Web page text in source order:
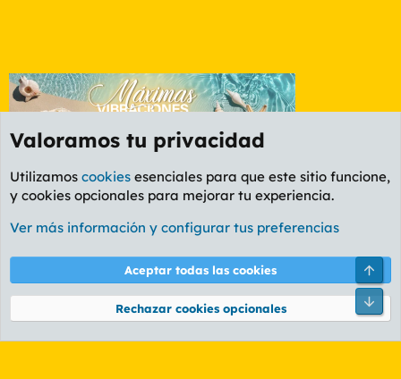
Foro General
Cookies
PL OLDSTYLE AMARILLO
Términos y reglas Política de privacidad Ayuda
Community platform by XenForo® © 2010-2026 XenForo Ltd.
Valoramos tu privacidad
Utilizamos cookies esenciales para que este sitio funcione,
y cookies opcionales para mejorar tu experiencia.
Ver más información y configurar tus preferencias
Aceptar todas las cookies
Rechazar cookies opcionales
Pie